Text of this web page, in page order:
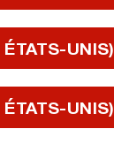
UNIS)
UNIS)